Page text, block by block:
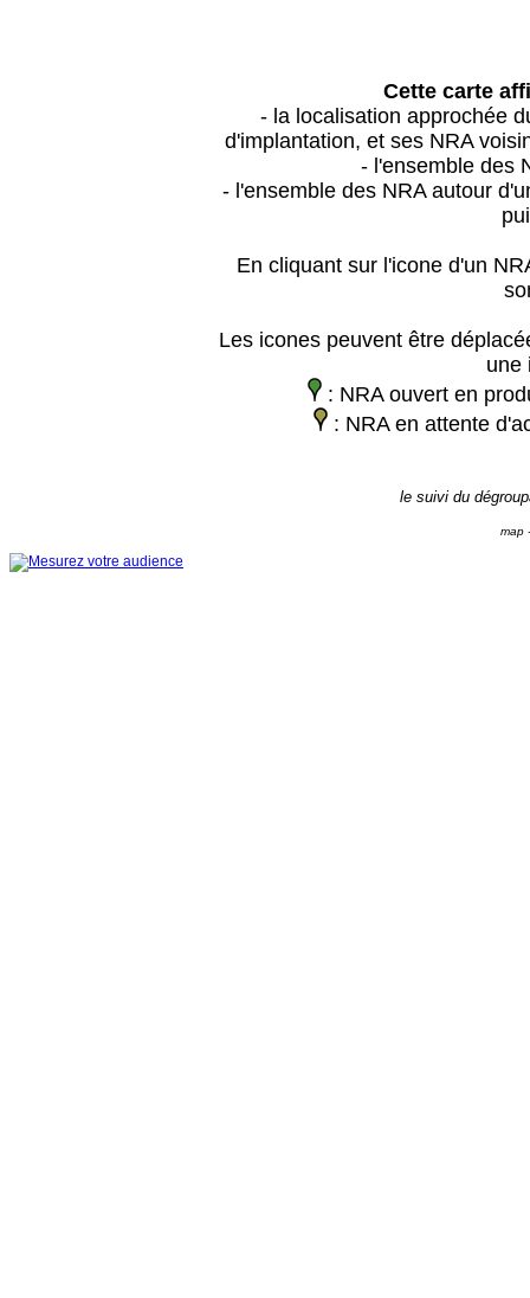
Cette carte
- la localisation approchée
d'implantation, et ses NRA
- l'ensemble des
- l'ensemble des NRA autour
En cliquant sur l'icone d'un
Les icones peuvent être
une
: NRA ouvert en
: NRA en attente
le suivi du
map